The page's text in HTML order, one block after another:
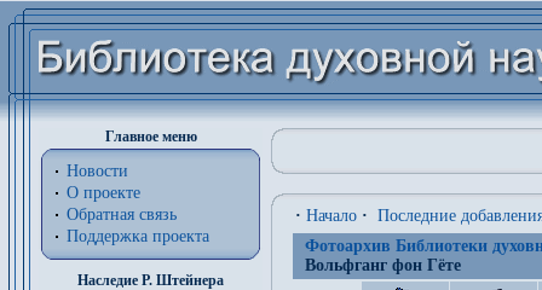
Главное меню
Новости
О проекте
Обратная связь
Поддержка проекта
Наследие Р. Штейнера
· Начало · Последние
Фотоархив Библиотеки
Вольфганг фон Гёте